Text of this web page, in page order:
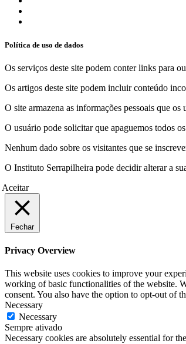
Política de uso de dados
Os serviços deste site podem conter links para
Os artigos deste site podem incluir conteúdo
O site armazena as informações pessoais que
O usuário pode solicitar que apaguemos todos
Nenhum dado sobre os visitantes que se
O Instituto Serrapilheira pode decidir alterar a
Aceitar
Fechar
Privacy Overview
This website uses cookies to improve your
working of basic functionalities of the website.
consent. You also have the option to opt-out of
Necessary
Necessary
Sempre ativado
Necessary cookies are absolutely essential for